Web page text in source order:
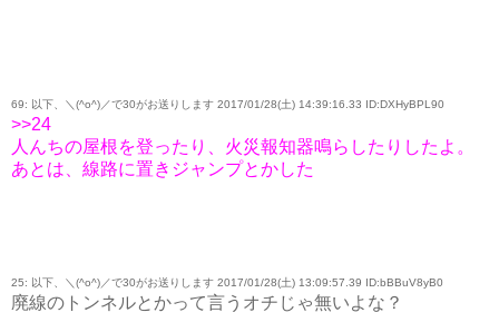
69: 以下、＼(^o^)／で30がお送りします 2017/01/28(土) 14:39:16.33 ID:DXHyBPL90
>>24
人んちの屋根を登ったり、火災報知器鳴らしたりしたよ。
あとは、線路に置きジャンプとかした
25: 以下、＼(^o^)／で30がお送りします 2017/01/28(土) 13:09:57.39 ID:bBBuV8yB0
廃線のトンネルとかって言うオチじゃ無いよな？